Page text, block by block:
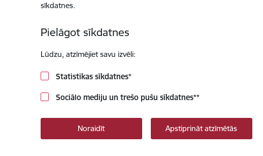
sīkdatnes.
Pielāgot sīkdatnes
Lūdzu, atzīmējiet savu izvēli:
Statistikas sīkdatnes*
Sociālo mediju un trešo pušu sīkdatnes**
Noraidīt Apstiprināt atzīmētās